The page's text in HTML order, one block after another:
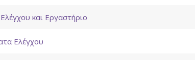
και Εργαστήριο
Ελέγχου